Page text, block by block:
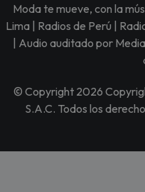
Moda te mueve, con la
Lima | Radios de Perú |
| Audio auditado por
© Copyright 2026
S.A.C. Todos los